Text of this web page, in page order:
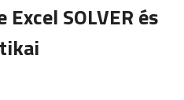
SOLVER és